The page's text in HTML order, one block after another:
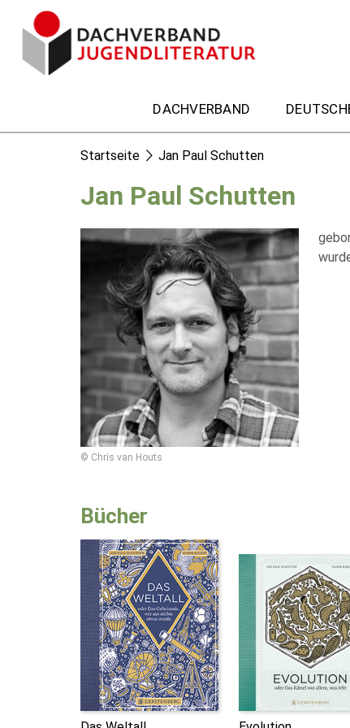
DACHVERBAND
Startseite Jan Paul Schutten
Jan Paul Schutten
© Chris van Houts
Bücher